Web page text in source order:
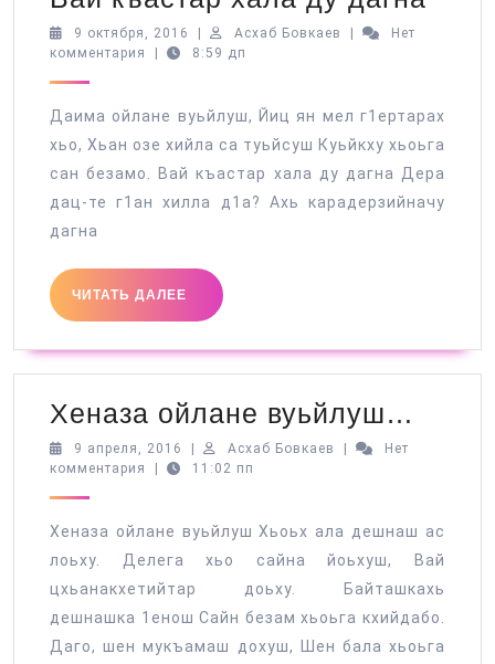
9 октября, 2016
октября,
| Асхаб Бовкаев Асхаб
|
Нет
комментария
| 8:59 дп
Даима ойлане вуьйлуш, Йиц ян мел г1ертарах
хьо, Хьан озе хийла са туьйсуш Куьйкху хьоьга
сан безамо. Вай къастар хала ду дагна Дера
дац-те г1ан хилла д1а? Ахь карадерзийначу
дагна
ЧИТАТЬ ДАЛЕЕ
ЧИТАТЬ
ДАЛЕЕ
Хеназа ойлане вуьйлуш…
9 апреля, 2016
апреля,
Асхаб Бовкаев Асхаб
Нет
комментария
11:02 пп
Хеназа ойлане вуьйлуш Хьоьх ала дешнаш ас
лоьху. Делега хьо сайна йоьхуш, Вай
цхьанакхетийтар доьху. Байташкахь
дешнашка 1енош Сайн безам хьоьга кхийдабо.
Даго, шен мукъамаш дохуш, Шен бала хьоьга